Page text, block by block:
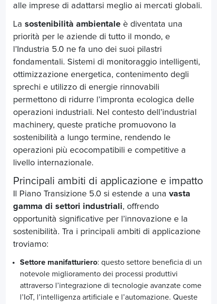
alle imprese di adattarsi meglio ai mercati globali.
La sostenibilità ambientale è diventata una
priorità per le aziende di tutto il mondo, e
l’Industria 5.0 ne fa uno dei suoi pilastri
fondamentali. Sistemi di monitoraggio intelligenti,
ottimizzazione energetica, contenimento degli
sprechi e utilizzo di energie rinnovabili
permettono di ridurre l’impronta ecologica delle
operazioni industriali. Nel contesto dell’industrial
machinery, queste pratiche promuovono la
sostenibilità a lungo termine, rendendo le
operazioni più ecocompatibili e competitive a
livello internazionale.
Principali ambiti di applicazione e impatto
Il Piano Transizione 5.0 si estende a una vasta
gamma di settori industriali, offrendo
opportunità significative per l’innovazione e la
sostenibilità. Tra i principali ambiti di applicazione
troviamo:
Settore manifatturiero: questo settore beneficia di un
notevole miglioramento dei processi produttivi
attraverso l’integrazione di tecnologie avanzate come
l’IoT, l’intelligenza artificiale e l’automazione. Queste